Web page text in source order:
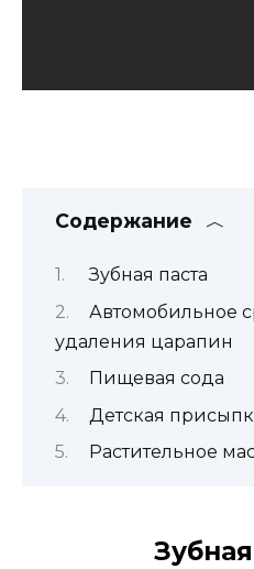
Содержание
Зубная паста
Автомобильное
удаления царапин
Пищевая сода
Детская
Растительное